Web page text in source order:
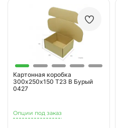
Картонная коробка
300х250х150 Т23 B Бурый
0427
Опции под заказ